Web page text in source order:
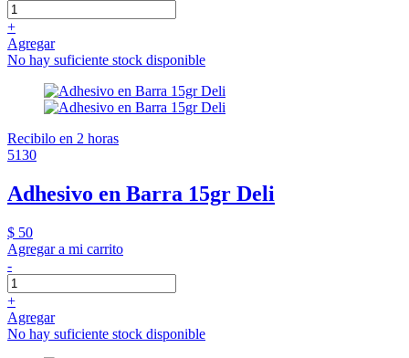
+
Agregar
No hay suficiente stock disponible
Recibilo en 2 horas
5130
Adhesivo en Barra 15gr Deli
$ 50
Agregar a mi carrito
-
+
Agregar
No hay suficiente stock disponible